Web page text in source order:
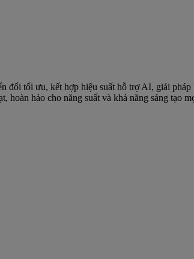
tối ưu, kết hợp hiệu suất hỗ trợ AI, giải
hoàn hảo cho năng suất và khả năng sáng tạo